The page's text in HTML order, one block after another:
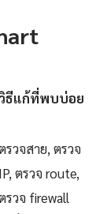
ธีแก้ที่พบบ่อย
รวจสาย, ตรวจ
IP, ตรวจ route,
รวจ firewall